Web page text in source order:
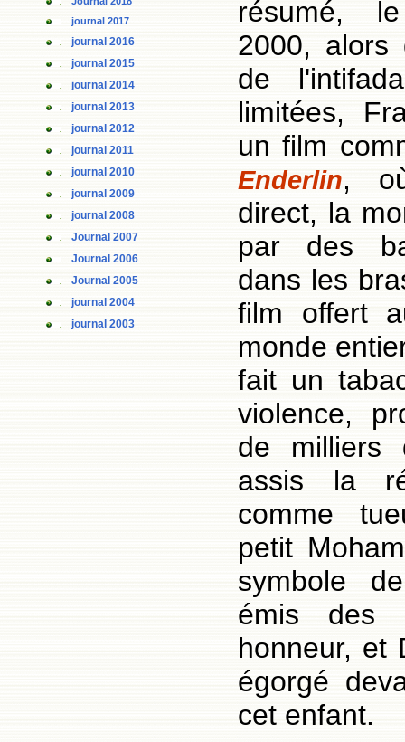
journal 2017
journal 2016
journal 2015
journal 2014
journal 2013
journal 2012
journal 2011
journal 2010
journal 2009
journal 2008
Journal 2007
Journal 2006
Journal 2005
journal 2004
journal 2003
résumé,
2000, alors
de
limitées,
un film
Enderlin,
direct, la
par des
dans les
film offert
monde
fait un
violence,
de milliers
assis la
comme
petit
symbole
émis des
honneur, et
égorgé
cet enfant.